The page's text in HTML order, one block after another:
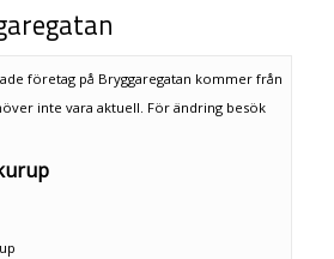
företag på Bryggaregatan kommer från
inte vara aktuell. För ändring besök